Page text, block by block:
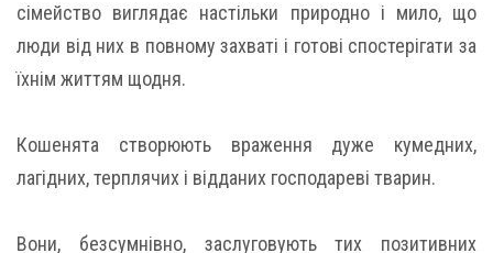
сімейство виглядає настільки природно і мило, що
люди від них в повному захваті і готові спостерігати за
їхнім життям щодня.
Кошенята створюють враження дуже кумедних,
лагідних, терплячих і відданих господареві тварин.
Вони, безсумнівно, заслуговують тих позитивних